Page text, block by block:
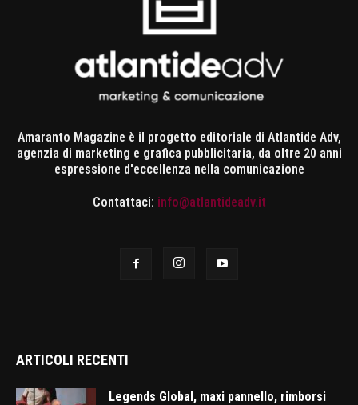
Amaranto Magazine è il progetto editoriale di Atlantide Adv,
agenzia di marketing e grafica pubblicitaria, da oltre 20 anni
espressione d'eccellenza nella comunicazione
Contattaci: info@atlantideadv.it
ARTICOLI RECENTI
Legends Global, maxi pannello, rimborsi